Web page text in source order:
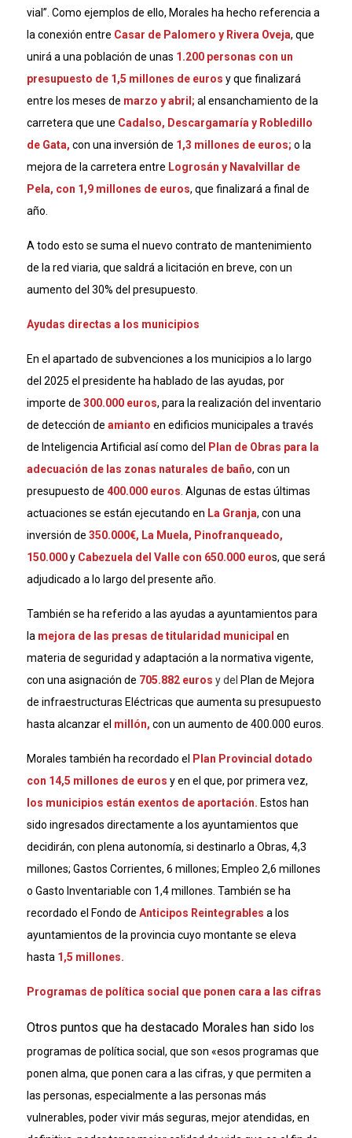
vial”. Como ejemplos de ello, Morales ha hecho referencia a
la conexión entre Casar de Palomero y Rivera Oveja, que
unirá a una población de unas 1.200 personas con un
presupuesto de 1,5 millones de euros y que finalizará
entre los meses de marzo y abril; al ensanchamiento de la
carretera que une Cadalso, Descargamaría y Robledillo
de Gata, con una inversión de 1,3 millones de euros; o la
mejora de la carretera entre Logrosán y Navalvillar de
Pela, con 1,9 millones de euros, que finalizará a final de
año.
A todo esto se suma el nuevo contrato de mantenimiento
de la red viaria, que saldrá a licitación en breve, con un
aumento del 30% del presupuesto.
Ayudas directas a los municipios
En el apartado de subvenciones a los municipios a lo largo
del 2025 el presidente ha hablado de las ayudas, por
importe de 300.000 euros, para la realización del inventario
de detección de amianto en edificios municipales a través
de Inteligencia Artificial así como del
Plan de Obras para la
adecuación de las zonas naturales de baño, con un
presupuesto de 400.000 euros. Algunas de estas últimas
actuaciones se están ejecutando en La Granja, con una
inversión de 350.000€, La Muela, Pinofranqueado,
150.000y Cabezuela del Valle con 650.000 euros, que será
adjudicado a lo largo del presente año.
También se ha referido a las ayudas a ayuntamientos para
la mejora de las presas de titularidad municipal en
materia de seguridad y adaptación a la normativa vigente,
con una asignación de 705.882 euros y del Plan de Mejora
de infraestructuras Eléctricas que aumenta su presupuesto
hasta alcanzar el millón, con un aumento de 400.000 euros.
Morales también ha recordado el
Plan Provincial dotado
con 14,5 millones de euros y en el que, por primera vez,
los municipios están exentos de aportación. Estos han
sido ingresados directamente a los ayuntamientos que
decidirán, con plena autonomía, si destinarlo a Obras, 4,3
millones; Gastos Corrientes, 6 millones; Empleo 2,6 millones
o Gasto Inventariable con 1,4 millones. También se ha
recordado el Fondo de Anticipos Reintegrables a los
ayuntamientos de la provincia cuyo montante se eleva
hasta 1,5 millones.
Programas de política social que ponen cara a las cifras
Otros puntos que ha destacado Morales han sido los
programas de política social, que son «esos programas que
ponen alma, que ponen cara a las cifras, y que permiten a
las personas, especialmente a las personas más
vulnerables, poder vivir más seguras, mejor atendidas, en